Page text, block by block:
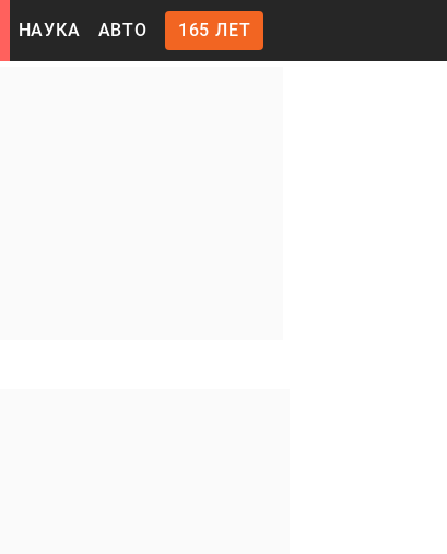
НАУКА АВТО 165 ЛЕТ